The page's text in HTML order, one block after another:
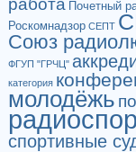
Почетный
Роскомнадзор СЕПТ
Союз
ФГУП "ГРЧЦ"
категория
молодёжь
спортивные